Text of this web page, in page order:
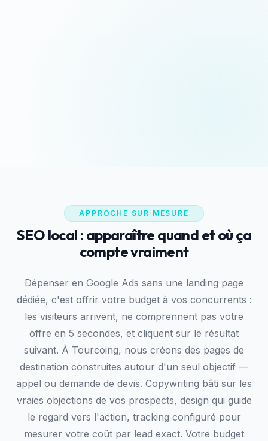
APPROCHE SUR MESURE
SEO local : apparaître quand et où ça
compte vraiment
Dépenser en Google Ads sans une landing page
dédiée, c'est offrir votre budget à vos concurrents :
les visiteurs arrivent, ne comprennent pas votre
offre en 5 secondes, et cliquent sur le résultat
suivant. À Tourcoing, nous créons des pages de
destination construites autour d'un seul objectif —
appel ou demande de devis. Copywriting bâti sur les
vraies objections de vos prospects, design qui guide
le regard vers l'action, tracking configuré pour
mesurer votre coût par lead exact. Votre budget